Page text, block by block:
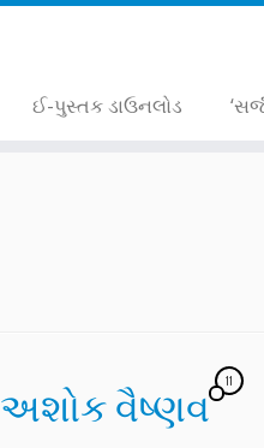
ઈ-પુસ્તક ડાઉનલોડ
અશોક વૈષ્ણવ
11